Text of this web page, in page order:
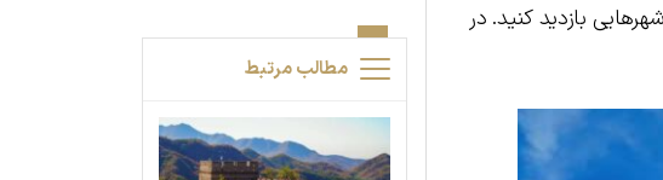
بازدید کنید. در
مطالب مرتبط